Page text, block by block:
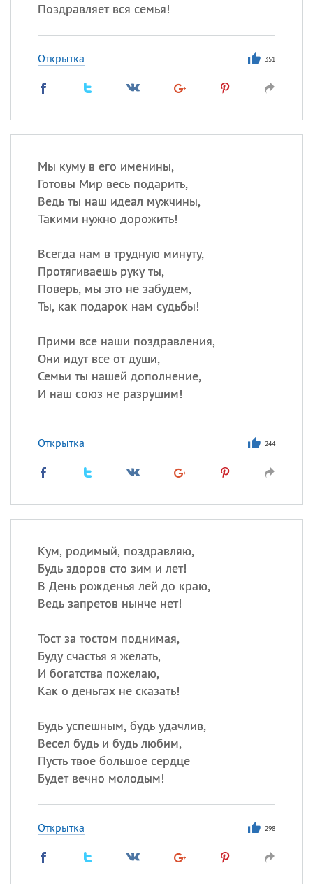
Поздравляет вся семья!
Открытка 351
Мы куму в его именины,
Готовы Мир весь подарить,
Ведь ты наш идеал мужчины,
Такими нужно дорожить!
Всегда нам в трудную минуту,
Протягиваешь руку ты,
Поверь, мы это не забудем,
Ты, как подарок нам судьбы!
Прими все наши поздравления,
Они идут все от души,
Семьи ты нашей дополнение,
И наш союз не разрушим!
Открытка 244
Кум, родимый, поздравляю,
Будь здоров сто зим и лет!
В День рожденья лей до краю,
Ведь запретов нынче нет!
Тост за тостом поднимая,
Буду счастья я желать,
И богатства пожелаю,
Как о деньгах не сказать!
Будь успешным, будь удачлив,
Весел будь и будь любим,
Пусть твое большое сердце
Будет вечно молодым!
Открытка 298